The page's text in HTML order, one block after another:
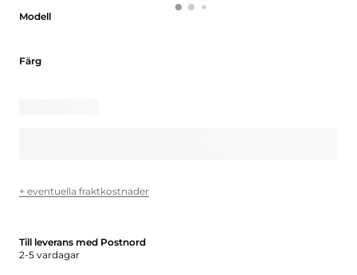
Modell
Färg
+ eventuella fraktkostnader
Till leverans med Postnord
2-5 vardagar